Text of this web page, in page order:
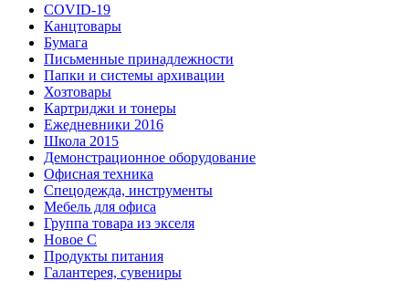
COVID-19
Канцтовары
Бумага
Письменные принадлежности
Папки и системы архивации
Хозтовары
Картриджи и тонеры
Ежедневники 2016
Школа 2015
Демонстрационное оборудование
Офисная техника
Спецодежда, инструменты
Мебель для офиса
Группа товара из экселя
Новое С
Продукты питания
Галантерея, сувениры